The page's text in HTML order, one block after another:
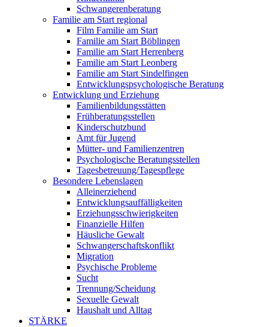
Schwangerenberatung
Familie am Start regional
Film Familie am Start
Familie am Start Böblingen
Familie am Start Herrenberg
Familie am Start Leonberg
Familie am Start Sindelfingen
Entwicklungspsychologische Beratung
Entwicklung und Erziehung
Familienbildungsstätten
Frühberatungsstellen
Kinderschutzbund
Amt für Jugend
Mütter- und Familienzentren
Psychologische Beratungsstellen
Tagesbetreuung/Tagespflege
Besondere Lebenslagen
Alleinerziehend
Entwicklungsauffälligkeiten
Erziehungsschwierigkeiten
Finanzielle Hilfen
Häusliche Gewalt
Schwangerschaftskonflikt
Migration
Psychische Probleme
Sucht
Trennung/Scheidung
Sexuelle Gewalt
Haushalt und Alltag
STÄRKE